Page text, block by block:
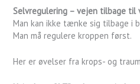
Selvregulering – vejen tilbage til
Man kan ikke tænke sig tilbage i
Man må regulere kroppen først.
Her er øvelser fra krops- og